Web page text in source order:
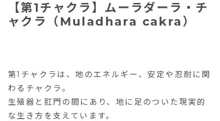
【第1チャクラ】ムーラダーラ・チ
ャクラ（Muladhara cakra）
第1チャクラは、地のエネルギー、 安定や忍耐 に関
わるチャクラ。
生殖器と肛門の間にあり、地に足のついた現実的
な生き方を支えています。